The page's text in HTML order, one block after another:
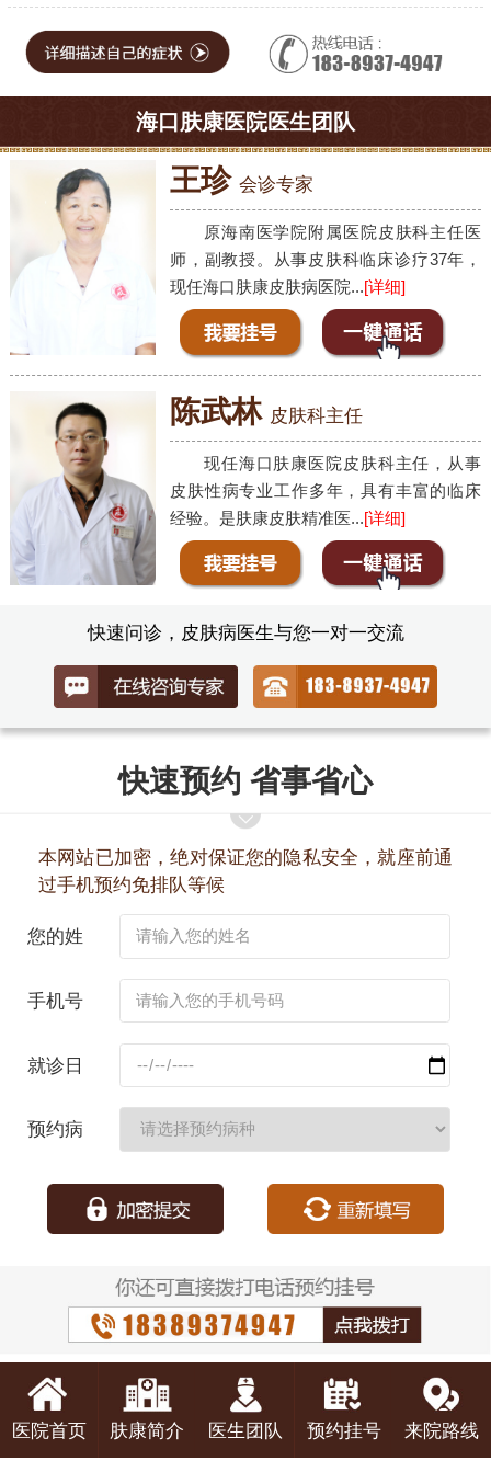
海口肤康医院医生团队
王珍 会诊专家
原海南医学院附属医院皮肤科主任医
师，副教授。从事皮肤科临床诊疗37年，
现任海口肤康皮肤病医院...[详细]
陈武林 皮肤科主任
现任海口肤康医院皮肤科主任，从事
皮肤性病专业工作多年，具有丰富的临床
经验。是肤康皮肤精准医...[详细]
快速问诊，皮肤病医生与您一对一交流
快速预约 省事省心
本网站已加密，绝对保证您的隐私安全，就座前通
过手机预约免排队等候
您的姓
手机号
就诊日
预约病
医院首页 肤康简介 医生团队 预约挂号 来院路线